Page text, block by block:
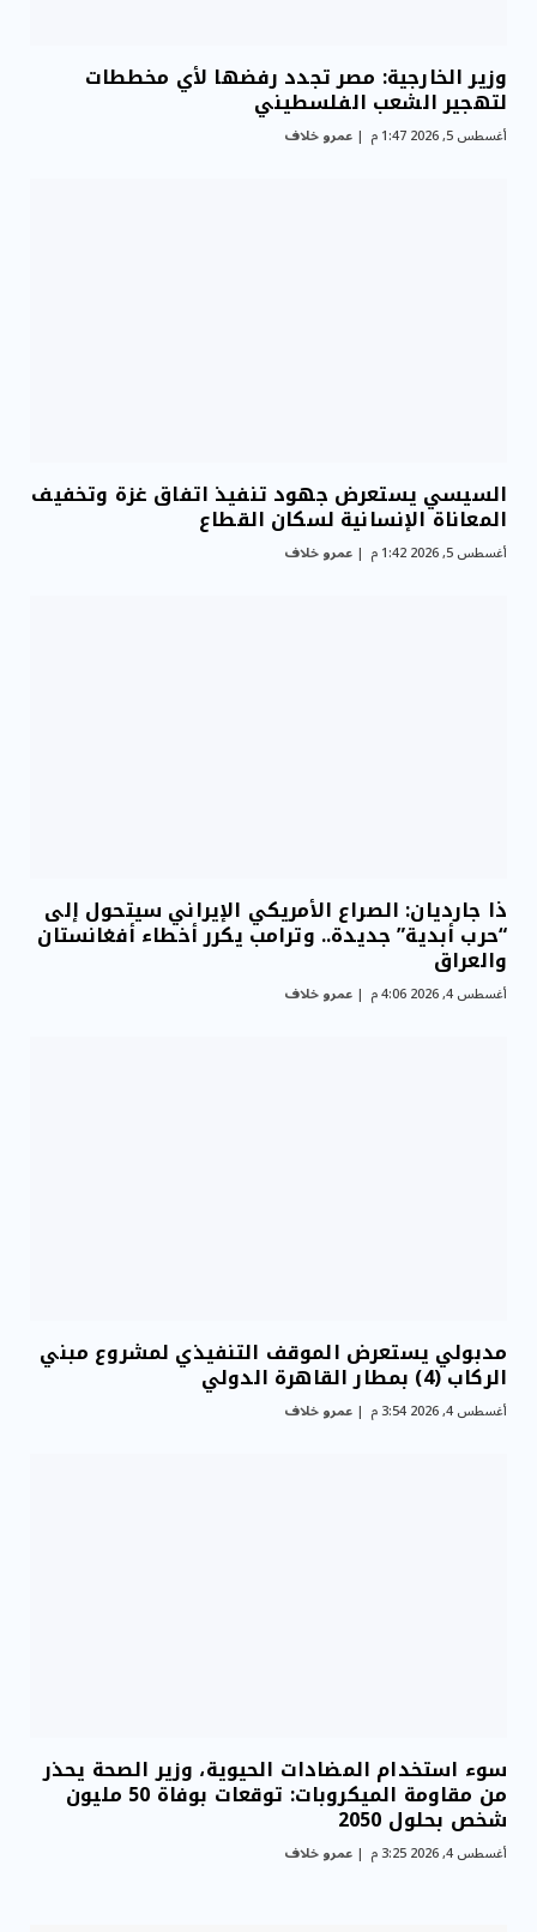
وزير الخارجية: مصر تجدد رفضها لأي مخططات
لتهجير الشعب الفلسطيني
أغسطس 5, 2026 1:47 م عمرو خلاف
السيسي يستعرض جهود تنفيذ اتفاق غزة وتخفيف
المعاناة الإنسانية لسكان القطاع
أغسطس 5, 2026 1:42 م عمرو خلاف
ذا جارديان: الصراع الأمريكي الإيراني سيتحول إلى
“حرب أبدية” جديدة.. وترامب يكرر أخطاء أفغانستان
والعراق
أغسطس 4, 2026 4:06 م عمرو خلاف
مدبولي يستعرض الموقف التنفيذي لمشروع مبني
الركاب (4) بمطار القاهرة الدولي
أغسطس 4, 2026 3:54 م عمرو خلاف
سوء استخدام المضادات الحيوية، وزير الصحة يحذر
من مقاومة الميكروبات: توقعات بوفاة 50 مليون
شخص بحلول 2050
أغسطس 4, 2026 3:25 م عمرو خلاف